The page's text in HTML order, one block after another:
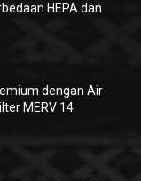
HEPA dan
dengan Air
MERV 14